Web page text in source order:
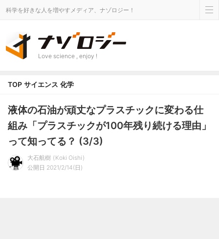
科学を好きな人を増やすメディア、ナゾロジー！
Love science , enjoy !
TOP サイエンス 化学
液体の石油が頑丈なプラスチックに変わる仕
組み「プラスチックが100年残り続ける理由」
って知ってる？ (3/3)
大石航樹
Koki Oishi
公開日 2021/2/14(日)